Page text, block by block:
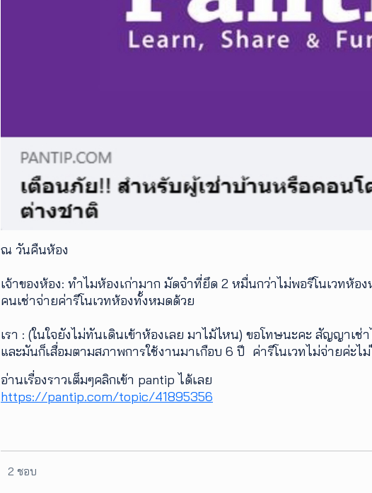
ณ วันคืนห้อง
เจ้าของห้อง: ทำไมห้องเก่ามาก มัดจำที่ยึด 2 หมื่นกว่าไม่พอรีโนเวทห้อง
คนเช่าจ่ายค่ารีโนเวทห้องทั้งหมดด้วย
เรา : (ในใจยังไม่ทันเดินเข้าห้องเลย มาไม้ไหน) ขอโทษนะคะ สัญญาเช่
และมันก็เสื่อมตามสภาพการใช้งานมาเกือบ 6 ปี ค่ารีโนเวทไม่จ่ายค่ะไ
อ่านเรื่องราวเต็มๆคลิกเข้า pantip ได้เลย
https://pantip.com/topic/41895356
2 ชอบ